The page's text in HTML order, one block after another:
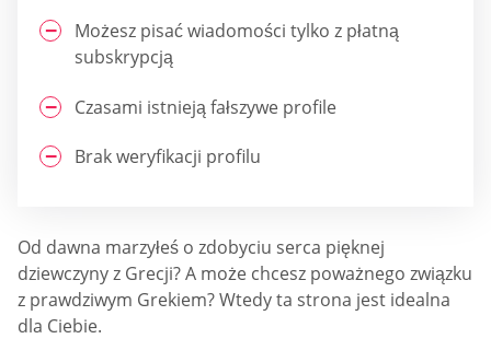
Możesz pisać wiadomości tylko z płatną
subskrypcją
Czasami istnieją fałszywe profile
Brak weryfikacji profilu
Od dawna marzyłeś o zdobyciu serca pięknej
dziewczyny z Grecji? A może chcesz poważnego związku
z prawdziwym Grekiem? Wtedy ta strona jest idealna
dla Ciebie.